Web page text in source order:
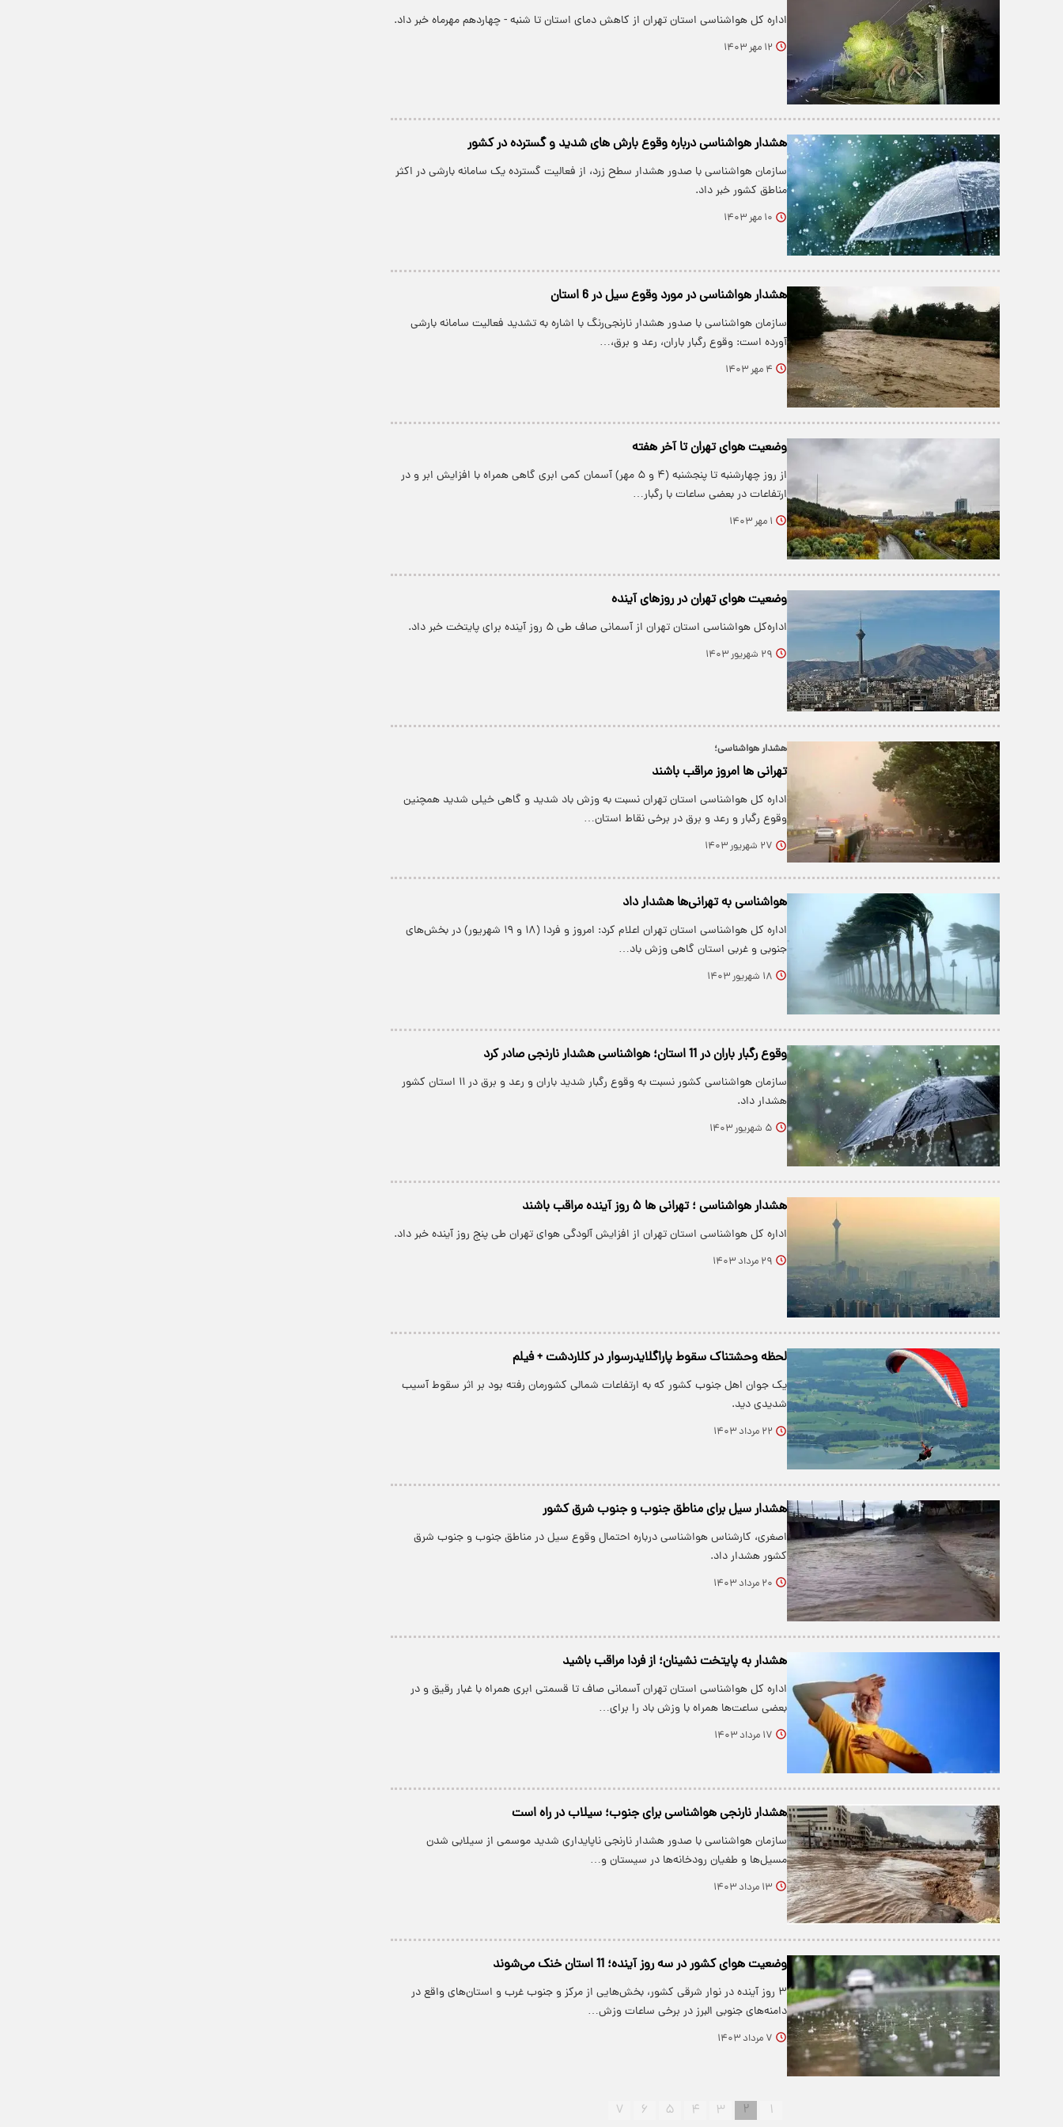
اداره کل هواشناسی استان تهران از کاهش دمای استان تا شنبه - چهاردهم مهرماه خبر داد.
۱۲ مهر ۱۴۰۳
هشدار هواشناسی درباره وقوع بارش های شدید و گسترده در کشور
سازمان هواشناسی با صدور هشدار سطح زرد، از فعالیت گسترده یک سامانه بارشی در اکثر
مناطق کشور خبر داد.
۱۰ مهر ۱۴۰۳
هشدار هواشناسی در مورد وقوع سیل در 6 استان
سازمان هواشناسی با صدور هشدار نارنجی‌رنگ با اشاره به تشدید فعالیت سامانه بارشی
آورده است: وقوع رگبار باران، رعد و برق،…
۴ مهر ۱۴۰۳
وضعیت هوای تهران تا آخر هفته
از روز چهارشنبه تا پنجشنبه (۴ و ۵ مهر) آسمان کمی ابری گاهی همراه با افزایش ابر و در
ارتفاعات در بعضی ساعات با رگبار…
۱ مهر ۱۴۰۳
وضعیت هوای تهران در روزهای آینده
اداره‌کل هواشناسی استان تهران از آسمانی صاف طی ۵ روز آینده برای پایتخت خبر داد.
۲۹ شهریور ۱۴۰۳
هشدار هواشناسی؛
تهرانی ها امروز مراقب باشند
اداره کل هواشناسی استان تهران نسبت به وزش باد شدید و گاهی خیلی شدید همچنین
وقوع رگبار و رعد و برق در برخی نقاط استان…
۲۷ شهریور ۱۴۰۳
هواشناسی به تهرانی‌ها هشدار داد
اداره کل هواشناسی استان تهران اعلام کرد: امروز و فردا (۱۸ و ۱۹ شهریور) در بخش‌های
جنوبی و غربی استان گاهی وزش باد…
۱۸ شهریور ۱۴۰۳
وقوع رگبار باران در 11 استان؛ هواشناسی هشدار نارنجی صادر کرد
سازمان هواشناسی کشور نسبت به وقوع رگبار شدید باران و رعد و برق در ۱۱ استان کشور
هشدار داد.
۵ شهریور ۱۴۰۳
هشدار هواشناسی ؛ تهرانی ها ۵ روز آینده مراقب باشند
اداره کل هواشناسی استان تهران از افزایش آلودگی‌ هوای تهران طی پنج روز آینده خبر داد.
۲۹ مرداد ۱۴۰۳
لحظه وحشتناک سقوط پاراگلایدرسوار در کلاردشت + فیلم
یک جوان اهل جنوب کشور که به ارتفاعات شمالی کشورمان رفته بود بر اثر سقوط آسیب
شدیدی دید.
۲۲ مرداد ۱۴۰۳
هشدار سیل برای مناطق جنوب و جنوب شرق کشور
اصغری، کارشناس هواشناسی درباره احتمال وقوع سیل در مناطق جنوب و جنوب شرق
کشور هشدار داد.
۲۰ مرداد ۱۴۰۳
هشدار به پایتخت نشینان؛ از فردا مراقب باشید
اداره کل هواشناسی استان تهران آسمانی صاف تا قسمتی ابری همراه با غبار رقیق و در
بعضی ساعت‌ها همراه با وزش باد را برای…
۱۷ مرداد ۱۴۰۳
هشدار نارنجی هواشناسی برای جنوب؛ سیلاب در راه است
سازمان هواشناسی با صدور هشدار نارنجی ناپایداری‌ شدید موسمی از سیلابی شدن
مسیل‌‌ها و طغیان رودخانه‌‌ها در سیستان و…
۱۳ مرداد ۱۴۰۳
وضعیت هوای کشور در سه روز آینده؛ 11 استان خنک می‌شوند
۳ روز آینده در نوار شرقی کشور، بخش‌هایی از مرکز و جنوب غرب و استان‌های واقع در
دامنه‌های جنوبی البرز در برخی ساعات وزش…
۷ مرداد ۱۴۰۳
۱ ۲ ۳ ۴ ۵ ۶ ۷